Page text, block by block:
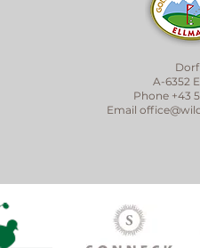
A-6352
Phone +43
Email